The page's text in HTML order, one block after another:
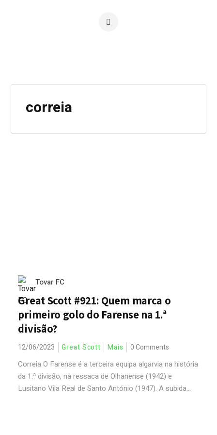
correia
Tovar FC
Great Scott #921: Quem marca o
primeiro golo do Farense na 1.ª
divisão?
12/06/2023 Great Scott Mais 0 Comments
Correia O Farense é a terceira equipa algarvia na história
da 1.ª divisão, na ressaca de Olhanense (1942) e
Lusitano Vila Real de Santo António (1947). A subida...